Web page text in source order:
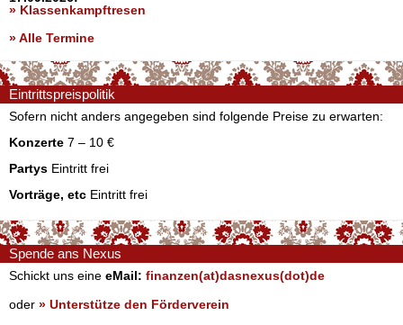
» Klassenkampftresen
» Alle Termine
Eintrittspreispolitik
Sofern nicht anders angegeben sind folgende Preise zu erwarten:
Konzerte 7 – 10 €
Partys Eintritt frei
Vorträge, etc Eintritt frei
Spende ans Nexus
Schickt uns eine eMail: finanzen(at)dasnexus(dot)de
oder » Unterstütze den Förderverein